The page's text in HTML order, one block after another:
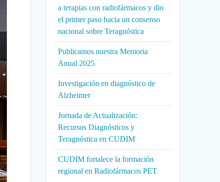
a terapias con radiofármacos y dio
el primer paso hacia un consenso
nacional sobre Teragnóstica
Publicamos nuestra Memoria
Anual 2025
Investigación en diagnóstico de
Alzheimer
Jornada de Actualización:
Recursos Diagnósticos y
Teragnóstica en CUDIM
CUDIM fortalece la formación
regional en Radiofármacos PET